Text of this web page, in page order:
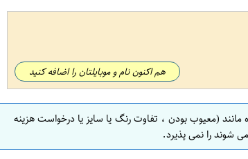
هم اکنون نام و موبایلتان را اضافه کنید
(معیوب بودن ، تفاوت رنگ یا سایز یا درخواست هزینه
شوند را نمی پذیرد.